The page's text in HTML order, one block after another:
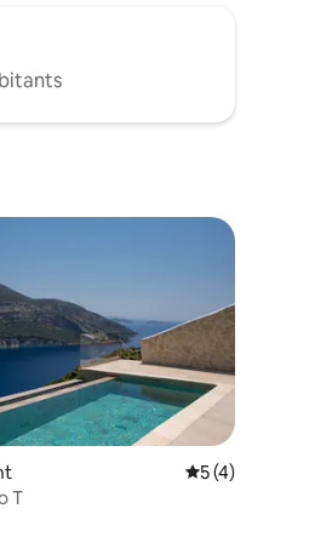
la base de 8 commentaires : 5 sur 5
Évaluation
5 (4)
T